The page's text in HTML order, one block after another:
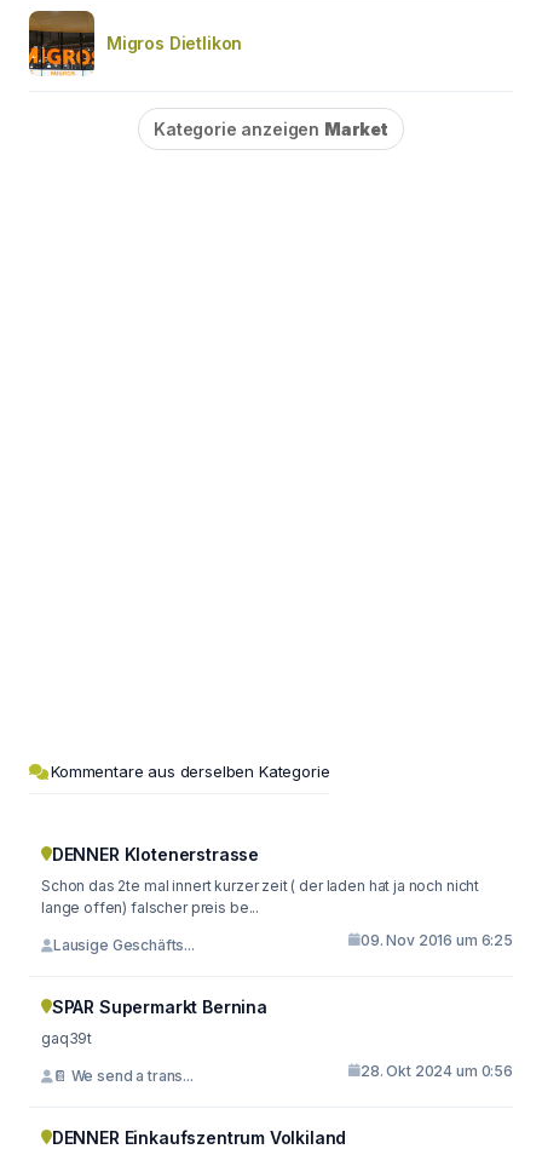
Migros Dietlikon
Kategorie anzeigen Market
Kommentare aus derselben Kategorie
DENNER Klotenerstrasse
Schon das 2te mal innert kurzer zeit ( der laden hat ja noch nicht
lange offen) falscher preis be...
Lausige Geschäfts... 09. Nov 2016 um 6:25
SPAR Supermarkt Bernina
gaq39t
📔 We send a trans... 28. Okt 2024 um 0:56
DENNER Einkaufszentrum Volkiland